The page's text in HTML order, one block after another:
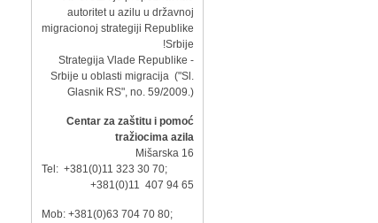
autoritet u azilu u državnoj
migracionoj strategiji Republike
Srbije!
- Strategija Vlade Republike
Srbije u oblasti migracija ("Sl.
Glasnik RS", no. 59/2009.)
Centar za zaštitu i pomoć
tražiocima azila
Mišarska 16
Tel: +381(0)11 323 30 70;
+381(0)11 407 94 65
Mob: +381(0)63 704 70 80;